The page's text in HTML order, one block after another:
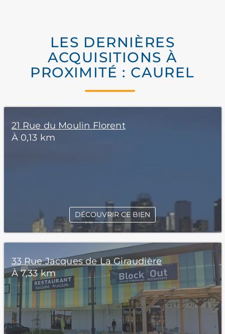
LES DERNIÈRES
ACQUISITIONS À
PROXIMITÉ : CAUREL
21 Rue du Moulin Florent
À 0,13 km
DÉCOUVRIR CE BIEN
33 Rue Jacques de La Giraudière
À 7,33 km